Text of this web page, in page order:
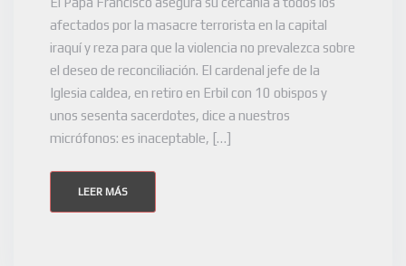
afectados por la masacre terrorista en la capital
iraquí y reza para que la violencia no prevalezca sobre
el deseo de reconciliación. El cardenal jefe de la
Iglesia caldea, en retiro en Erbil con 10 obispos y
unos sesenta sacerdotes, dice a nuestros
micrófonos: es inaceptable, […]
LEER MÁS